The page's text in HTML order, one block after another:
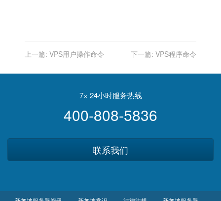
上一篇: VPS用户操作命令 下一篇: VPS程序命令
7× 24小时服务热线
400-808-5836
联系我们